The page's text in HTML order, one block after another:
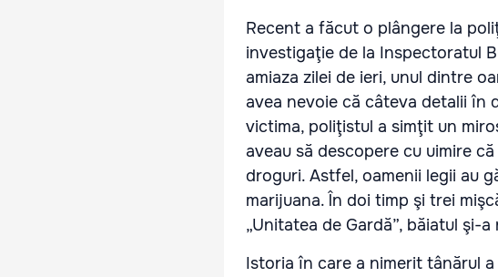
Recent a făcut o plângere la
investigaţie de la Inspectoratul
amiaza zilei de ieri, unul dintre
avea nevoie că câteva detalii în
victima, poliţistul a simţit un
aveau să descopere cu uimire
droguri. Astfel, oamenii legii au
marijuana. În doi timp şi trei
„Unitatea de Gardă”, băiatul şi-
Istoria în care a nimerit tânărul